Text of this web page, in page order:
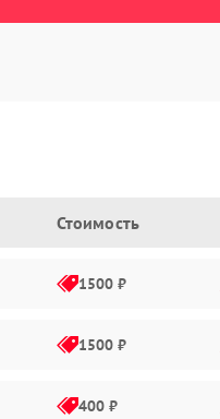
Стоимость
1500 ₽
1500 ₽
400 ₽